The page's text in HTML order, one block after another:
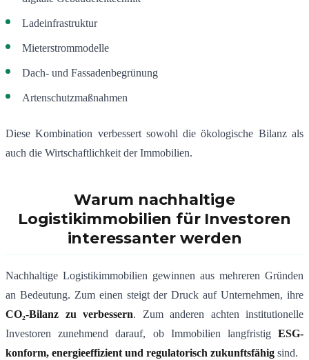
Ladeinfrastruktur
Mieterstrommodelle
Dach- und Fassadenbegrünung
Artenschutzmaßnahmen
Diese Kombination verbessert sowohl die ökologische Bilanz als
auch die Wirtschaftlichkeit der Immobilien.
Warum nachhaltige
Logistikimmobilien für Investoren
interessanter werden
Nachhaltige Logistikimmobilien gewinnen aus mehreren Gründen
an Bedeutung. Zum einen steigt der Druck auf Unternehmen, ihre
CO₂-Bilanz zu verbessern. Zum anderen achten institutionelle
Investoren zunehmend darauf, ob Immobilien langfristig ESG-
konform, energieeffizient und regulatorisch zukunftsfähig sind.